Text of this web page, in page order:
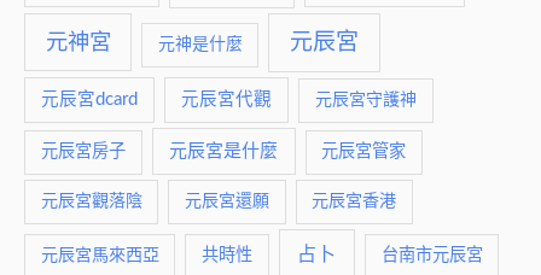
元神宮 元神是什麼 元辰宮
元辰宮dcard 元辰宮代觀 元辰宮守護神
元辰宮房子 元辰宮是什麼 元辰宮管家
元辰宮觀落陰 元辰宮還願 元辰宮香港
元辰宮馬來西亞 共時性 占卜 台南市元辰宮